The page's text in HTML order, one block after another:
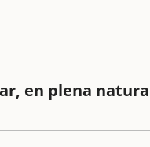
en plena